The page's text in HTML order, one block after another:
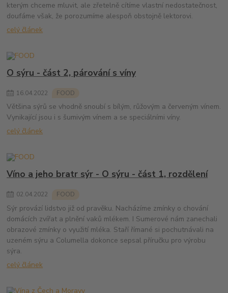
kterým chceme mluvit, ale zřetelně cítíme vlastní nedostatečnost,
doufáme však, že porozumíme alespoň obstojně lektorovi.
celý článek
O sýru - část 2, párování s víny
16.04.2022 FOOD
Většina sýrů se vhodně snoubí s bílým, růžovým a červeným vínem.
Vynikající jsou i s šumivým vínem a se speciálními víny.
celý článek
Víno a jeho bratr sýr - O sýru - část 1, rozdělení
02.04.2022 FOOD
Sýr provází lidstvo již od pravěku. Nacházíme zmínky o chování
domácích zvířat a plnění vaků mlékem. I Sumerové nám zanechali
obrazové zmínky o využití mléka. Staří římané si pochutnávali na
uzeném sýru a Columella dokonce sepsal příručku pro výrobu
sýra.
celý článek